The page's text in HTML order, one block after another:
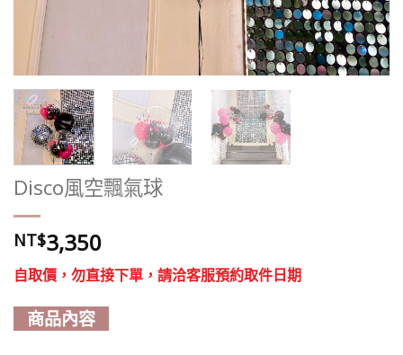
Disco風空飄氣球
NT$3,350
自取價，勿直接下單，請洽客服預約取件日期
商品內容